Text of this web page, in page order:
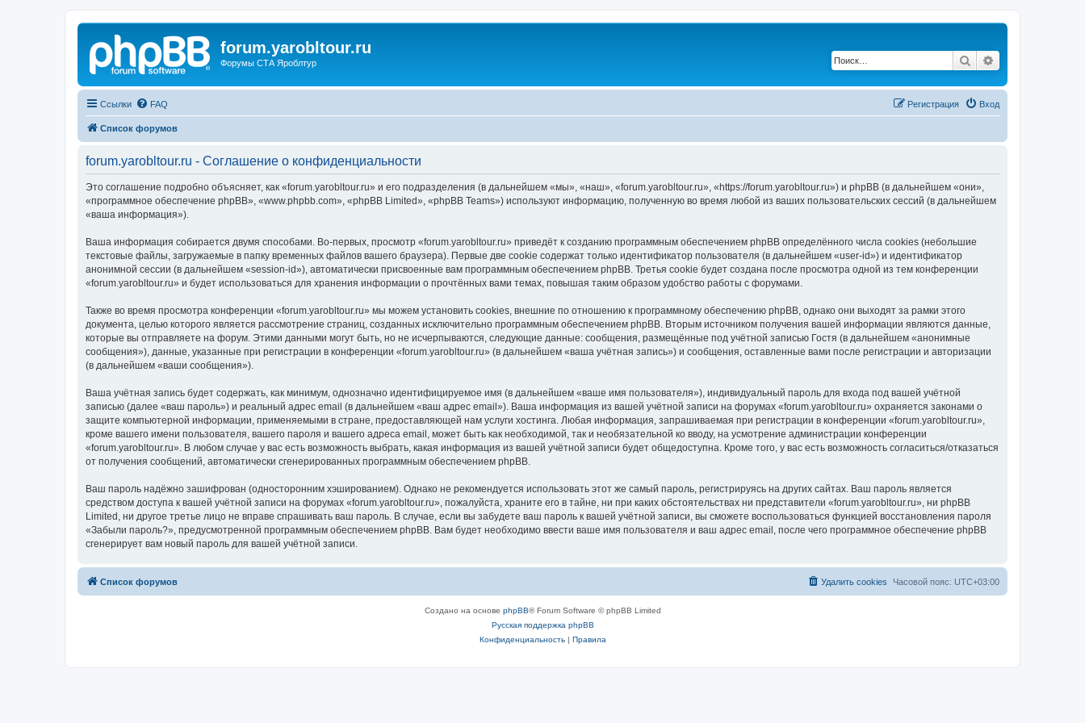
forum.yarobltour.ru
Форумы СТА Яроблтур Поиск
Ссылки FAQ Вход
Регистрация
Список форумов
forum.yarobltour.ru - Соглашение о конфиденциальности
Это соглашение подробно объясняет, как «forum.yarobltour.ru» и его подразделения (в дальнейшем «мы», «наш», «forum.yarobltour.ru», «https://forum.yarobltour.ru») и phpBB (в дальнейшем «они»,
«программное обеспечение phpBB», «www.phpbb.com», «phpBB Limited», «phpBB Teams») используют информацию, полученную во время любой из ваших пользовательских сессий (в дальнейшем
«ваша информация»).
Ваша информация собирается двумя способами. Во-первых, просмотр «forum.yarobltour.ru» приведёт к созданию программным обеспечением phpBB определённого числа cookies (небольшие
текстовые файлы, загружаемые в папку временных файлов вашего браузера). Первые две cookie содержат только идентификатор пользователя (в дальнейшем «user-id») и идентификатор
анонимной сессии (в дальнейшем «session-id»), автоматически присвоенные вам программным обеспечением phpBB. Третья cookie будет создана после просмотра одной из тем конференции
«forum.yarobltour.ru» и будет использоваться для хранения информации о прочтённых вами темах, повышая таким образом удобство работы с форумами.
Также во время просмотра конференции «forum.yarobltour.ru» мы можем установить cookies, внешние по отношению к программному обеспечению phpBB, однако они выходят за рамки этого
документа, целью которого является рассмотрение страниц, созданных исключительно программным обеспечением phpBB. Вторым источником получения вашей информации являются данные,
которые вы отправляете на форум. Этими данными могут быть, но не исчерпываются, следующие данные: сообщения, размещённые под учётной записью Гостя (в дальнейшем «анонимные
сообщения»), данные, указанные при регистрации в конференции «forum.yarobltour.ru» (в дальнейшем «ваша учётная запись») и сообщения, оставленные вами после регистрации и авторизации
(в дальнейшем «ваши сообщения»).
Ваша учётная запись будет содержать, как минимум, однозначно идентифицируемое имя (в дальнейшем «ваше имя пользователя»), индивидуальный пароль для входа под вашей учётной
записью (далее «ваш пароль») и реальный адрес email (в дальнейшем «ваш адрес email»). Ваша информация из вашей учётной записи на форумах «forum.yarobltour.ru» охраняется законами о
защите компьютерной информации, применяемыми в стране, предоставляющей нам услуги хостинга. Любая информация, запрашиваемая при регистрации в конференции «forum.yarobltour.ru»,
кроме вашего имени пользователя, вашего пароля и вашего адреса email, может быть как необходимой, так и необязательной ко вводу, на усмотрение администрации конференции
«forum.yarobltour.ru». В любом случае у вас есть возможность выбрать, какая информация из вашей учётной записи будет общедоступна. Кроме того, у вас есть возможность согласиться/отказаться
от получения сообщений, автоматически сгенерированных программным обеспечением phpBB.
Ваш пароль надёжно зашифрован (односторонним хэшированием). Однако не рекомендуется использовать этот же самый пароль, регистрируясь на других сайтах. Ваш пароль является
средством доступа к вашей учётной записи на форумах «forum.yarobltour.ru», пожалуйста, храните его в тайне, ни при каких обстоятельствах ни представители «forum.yarobltour.ru», ни phpBB
Limited, ни другое третье лицо не вправе спрашивать ваш пароль. В случае, если вы забудете ваш пароль к вашей учётной записи, вы сможете воспользоваться функцией восстановления пароля
«Забыли пароль?», предусмотренной программным обеспечением phpBB. Вам будет необходимо ввести ваше имя пользователя и ваш адрес email, после чего программное обеспечение phpBB
сгенерирует вам новый пароль для вашей учётной записи.
Список форумов Часовой пояс: UTC+03:00
Удалить cookies
Создано на основе phpBB® Forum Software © phpBB Limited
Русская поддержка phpBB
Конфиденциальность| Правила